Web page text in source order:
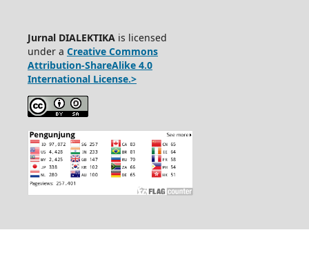
Jurnal DIALEKTIKA is licensed
under a Creative Commons
Attribution-ShareAlike 4.0
International License.>